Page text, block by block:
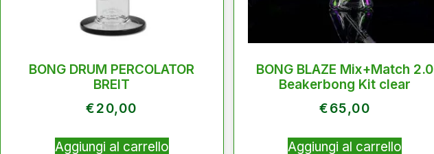
BONG DRUM PERCOLATOR
BREIT
€20,00
Aggiungi al carrello
BONG BLAZE Mix+Match 2.0
Beakerbong Kit clear
€65,00
Aggiungi al carrello